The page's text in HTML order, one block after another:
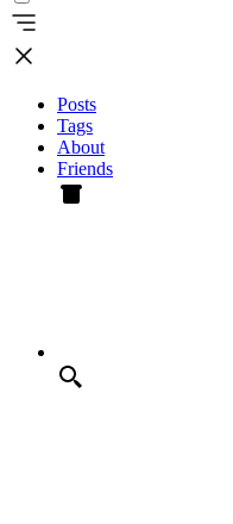
Posts
Tags
About
Friends